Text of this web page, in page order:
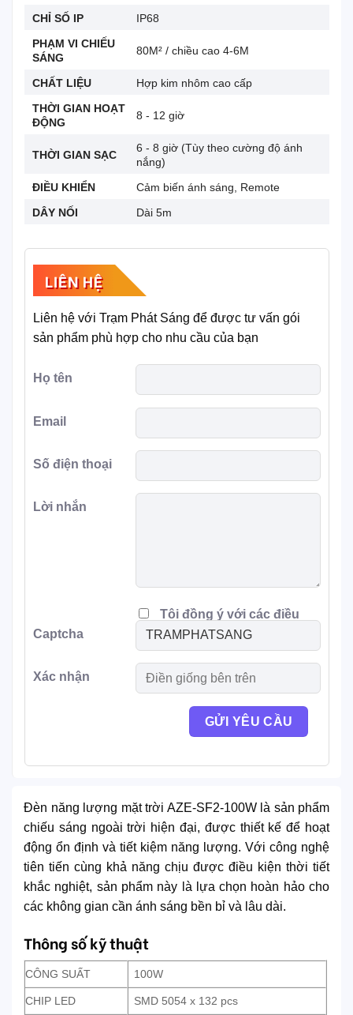
Đèn năng lượng mặt trời AZE-SF2-100W là sản phẩm
chiếu sáng ngoài trời hiện đại, được thiết kế để hoạt
động ổn định và tiết kiệm năng lượng. Với công nghệ
tiên tiến cùng khả năng chịu được điều kiện thời tiết
khắc nghiệt, sản phẩm này là lựa chọn hoàn hảo cho
các không gian cần ánh sáng bền bỉ và lâu dài.
Thông số kỹ thuật
CÔNG SUẤT 100W
CHIP LED SMD 5054 x 132 pcs
CHỈ SỐ IP
IP68
PHẠM VI CHIẾU
SÁNG
80M² / chiều cao 4-6M
CHẤT LIỆU
Hợp kim nhôm cao cấp
THỜI GIAN HOẠT
ĐỘNG
8 - 12 giờ
THỜI GIAN SẠC
6 - 8 giờ (Tùy theo cường độ ánh
nắng)
ĐIỀU KHIỂN
Cảm biến ánh sáng, Remote
DÂY NỐI
Dài 5m
LIÊN HỆ
Liên hệ với Trạm Phát Sáng để được tư vấn gói
sản phẩm phù hợp cho nhu cầu của bạn
Họ tên
Email
Số điện thoại
Lời nhắn
Tôi đồng ý với các điều
khoản
Captcha
Xác nhận